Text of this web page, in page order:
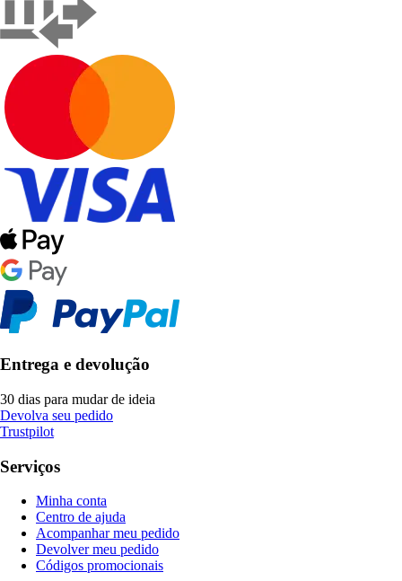
Entrega e devolução
30 dias para mudar de ideia
Devolva seu pedido
Trustpilot
Serviços
Minha conta
Centro de ajuda
Acompanhar meu pedido
Devolver meu pedido
Códigos promocionais